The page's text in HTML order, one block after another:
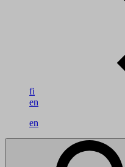
fi
en
en